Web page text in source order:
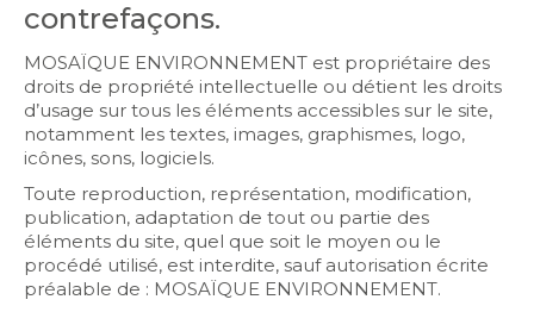
contrefaçons.
MOSAÏQUE ENVIRONNEMENT est propriétaire des
droits de propriété intellectuelle ou détient les droits
d’usage sur tous les éléments accessibles sur le site,
notamment les textes, images, graphismes, logo,
icônes, sons, logiciels.
Toute reproduction, représentation, modification,
publication, adaptation de tout ou partie des
éléments du site, quel que soit le moyen ou le
procédé utilisé, est interdite, sauf autorisation écrite
préalable de : MOSAÏQUE ENVIRONNEMENT.